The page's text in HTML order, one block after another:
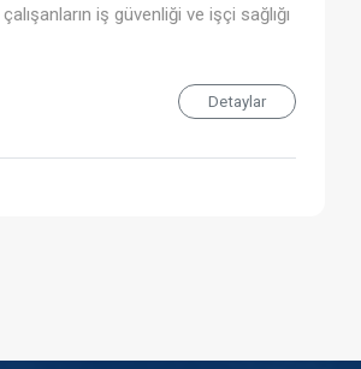
iş güvenliği ve işçi sağlığı
Detaylar